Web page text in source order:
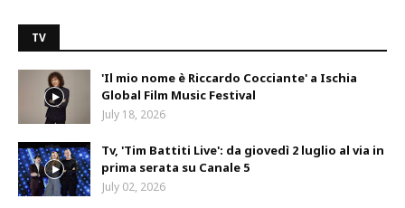
TV
'Il mio nome è Riccardo Cocciante' a Ischia
Global Film Music Festival
July 18, 2026
Tv, 'Tim Battiti Live': da giovedì 2 luglio al via in
prima serata su Canale 5
July 02, 2026